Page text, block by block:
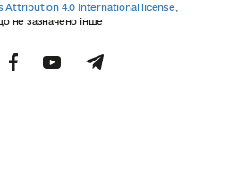
Attribution 4.0 International license,
не зазначено інше